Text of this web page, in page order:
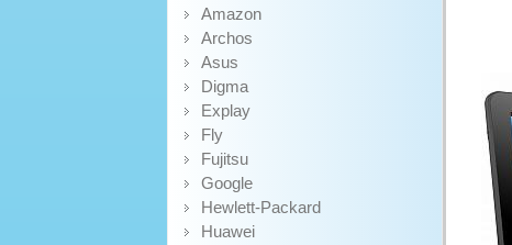
Amazon
Archos
Asus
Digma
Explay
Fly
Fujitsu
Google
Hewlett-Packard
Huawei